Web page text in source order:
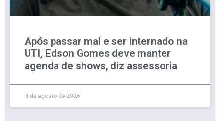
Após passar mal e ser internado na
UTI, Edson Gomes deve manter
agenda de shows, diz assessoria
4 de agosto de 2026